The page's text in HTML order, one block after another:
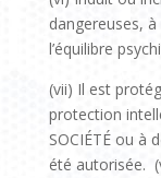
dangereuses,
l’équilibre
(vii) Il est
protection
SOCIÉTÉ ou à
été autorisée.